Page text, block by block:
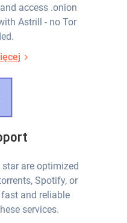
access .onion
Astrill - no Tor
are optimized
Spotify, or
and reliable
services.